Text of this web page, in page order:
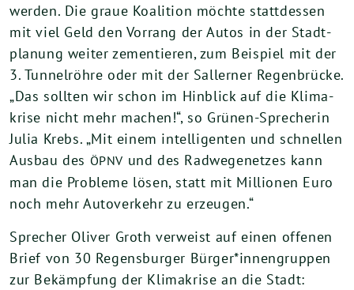
wer­den. Die graue Koali­ti­on möch­te statt­des­sen
mit viel Geld den Vor­rang der Autos in der Stadt­
pla­nung wei­ter zemen­tie­ren, zum Bei­spiel mit der
3. Tun­nel­röh­re oder mit der Sal­ler­ner Regen­brü­cke.
„Das soll­ten wir schon im Hin­blick auf die Kli­ma­
kri­se nicht mehr machen!“, so Grü­nen-Spre­che­rin
Julia Krebs. „Mit einem intel­li­gen­ten und schnel­len
Aus­bau des ÖPNV und des Rad­we­ge­net­zes kann
man die Pro­ble­me lösen, statt mit Mil­lio­nen Euro
noch mehr Auto­ver­kehr zu erzeugen.“
Spre­cher Oli­ver Groth ver­weist auf einen offe­nen
Brief von 30 Regens­bur­ger Bürger*innengruppen
zur Bekämp­fung der Kli­ma­kri­se an die Stadt: